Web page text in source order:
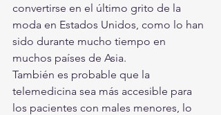
convertirse en el último grito de la
moda en Estados Unidos, como lo han
sido durante mucho tiempo en
muchos países de Asia.
También es probable que la
telemedicina sea más accesible para
los pacientes con males menores, lo